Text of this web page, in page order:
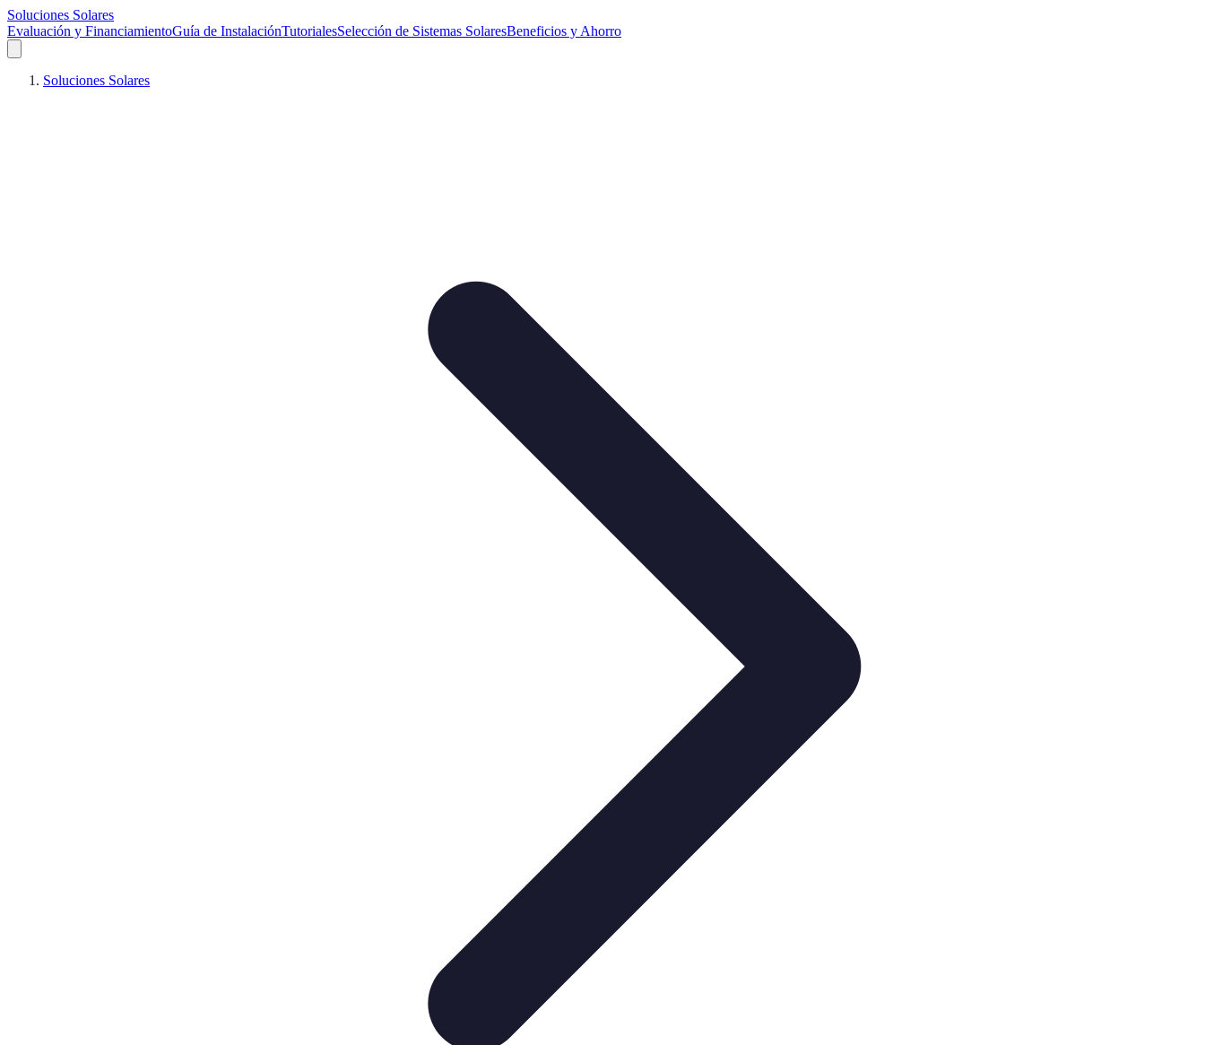
Soluciones Solares
Evaluación y FinanciamientoGuía de InstalaciónTutorialesSelección de Sistemas SolaresBeneficios y Ahorro
Soluciones Solares